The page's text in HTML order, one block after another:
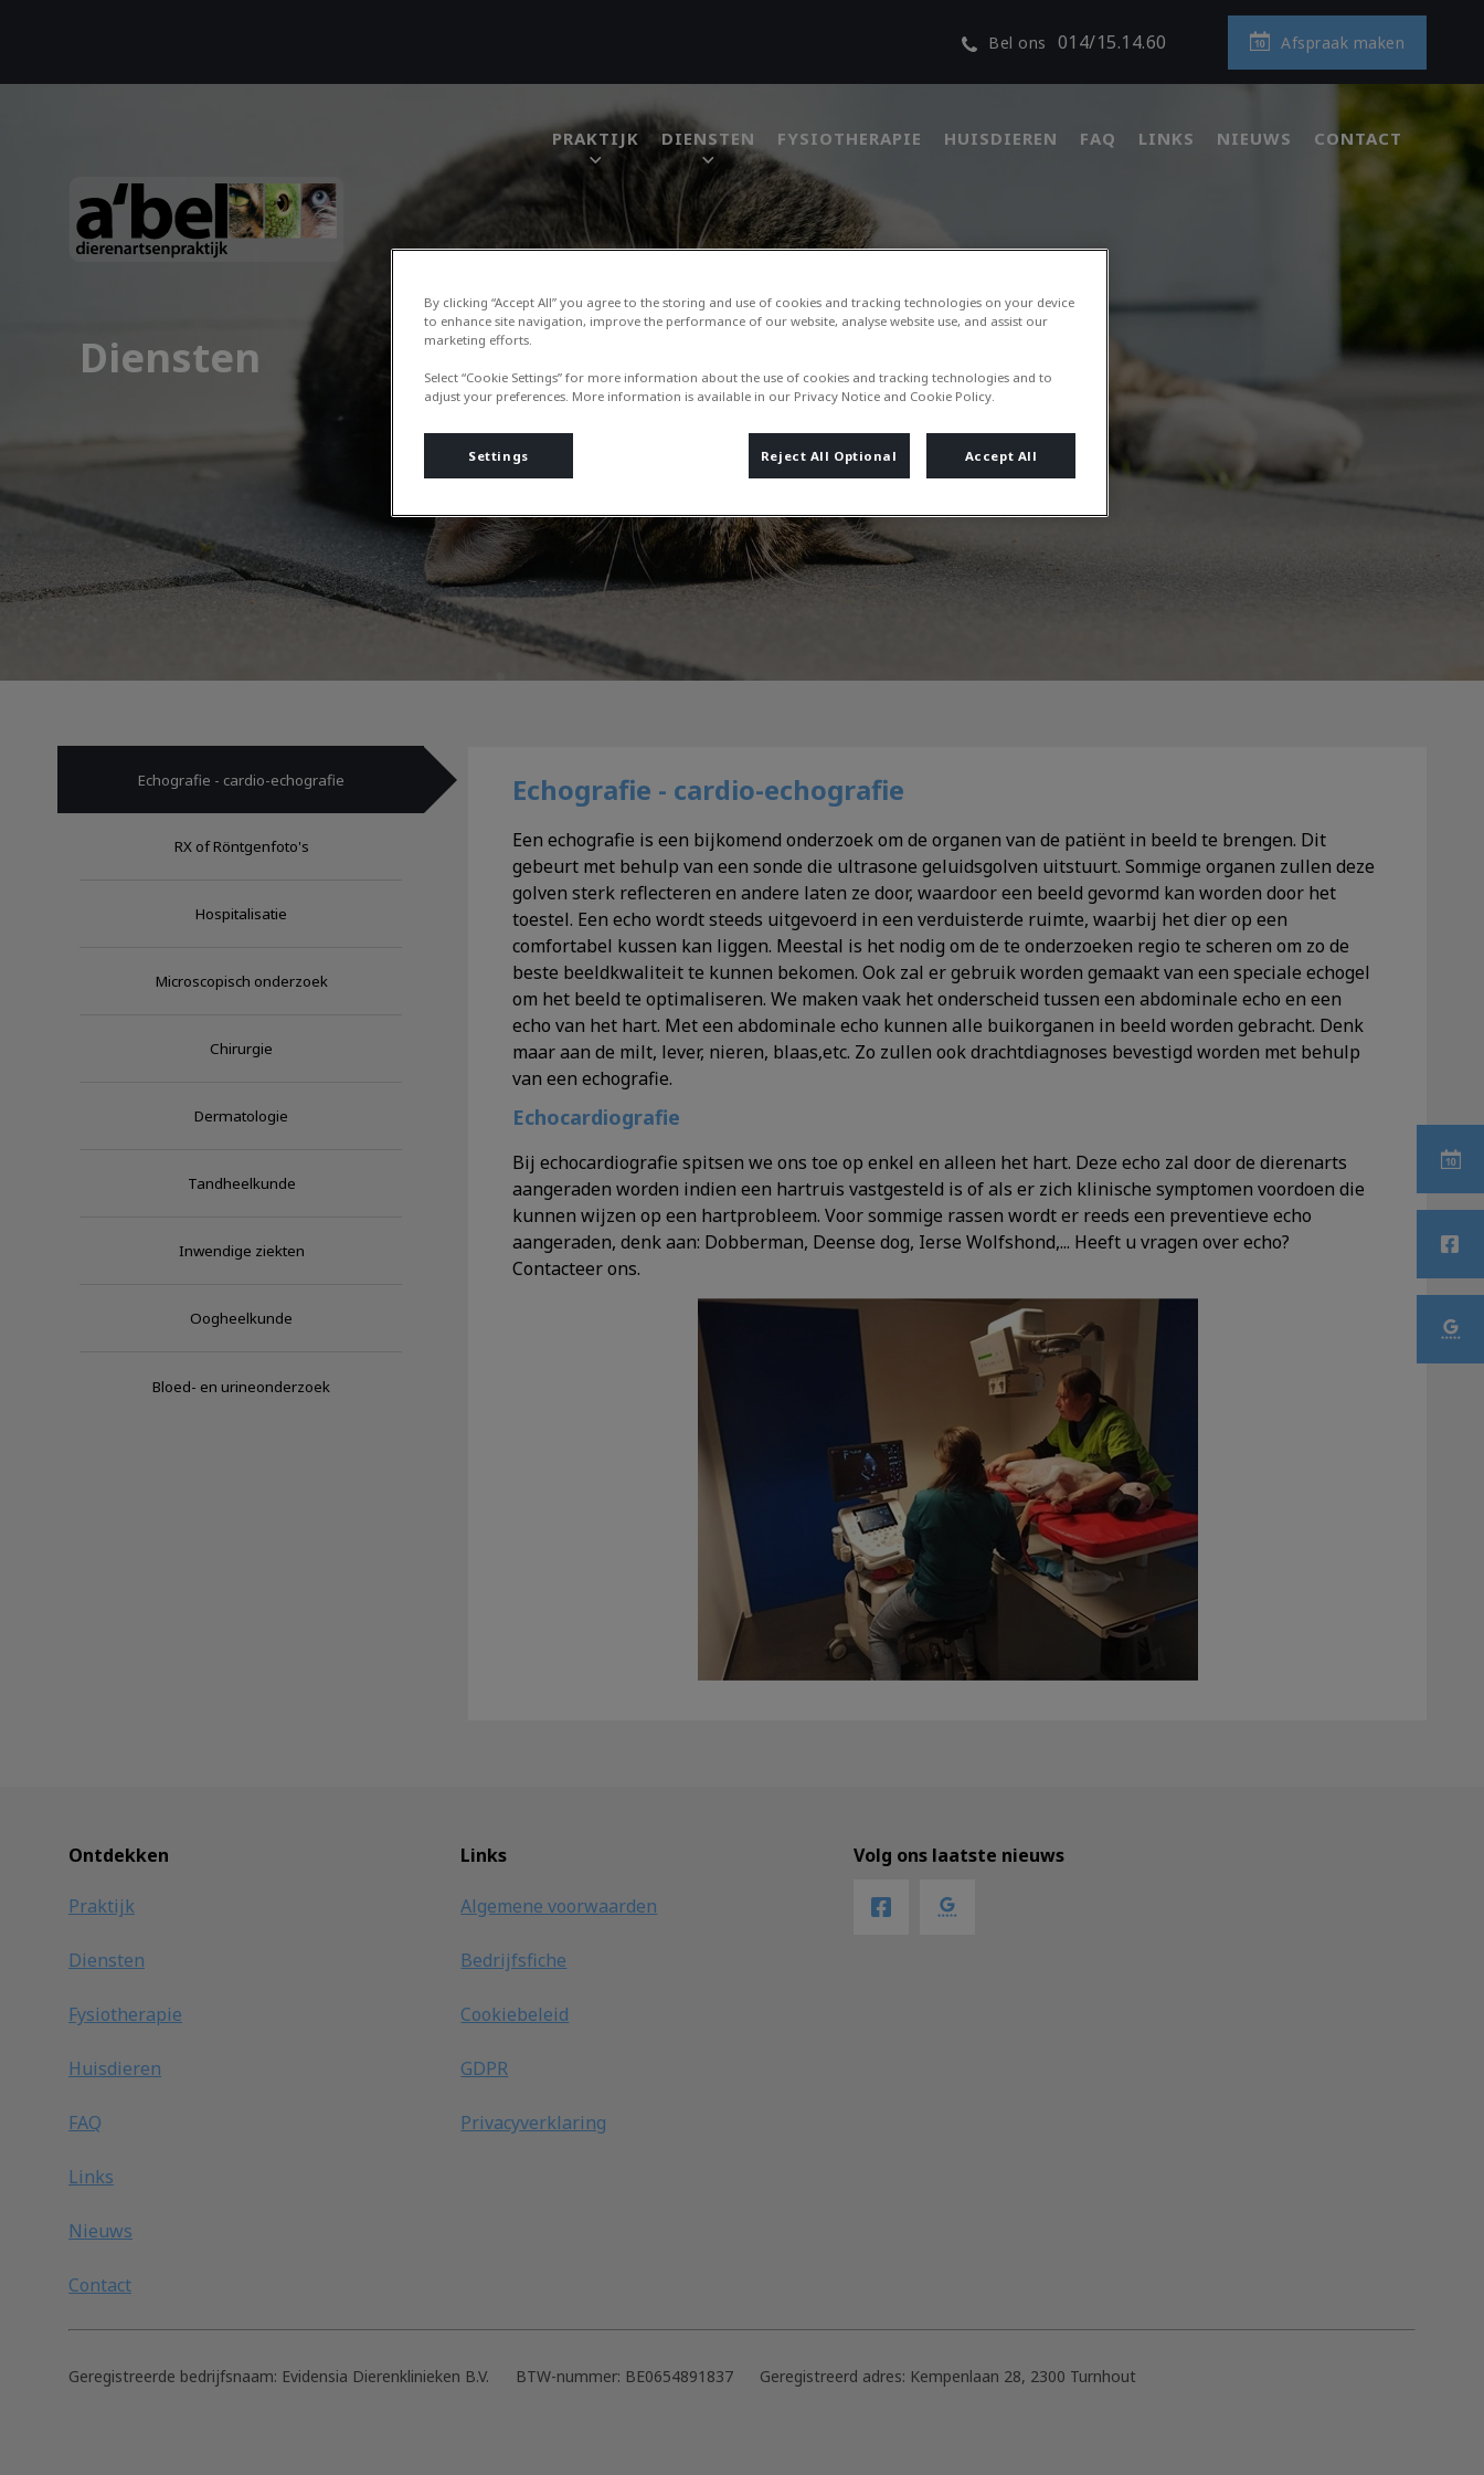
Bel ons 014/15.14.60 Afspraak maken
Homepage Dierenartsenpraktijk a’bel
PRAKTIJK DIENSTEN FYSIOTHERAPIE HUISDIEREN FAQ LINKS NIEUWS CONTACT
Diensten
Echografie - cardio-echografie
RX of Röntgenfoto's
Hospitalisatie
Microscopisch onderzoek
Chirurgie
Dermatologie
Tandheelkunde
Inwendige ziekten
Oogheelkunde
Bloed- en urineonderzoek
Echografie - cardio-echografie
Een echografie is een bijkomend onderzoek om de organen van de patiënt in beeld te brengen. Dit
gebeurt met behulp van een sonde die ultrasone geluidsgolven uitstuurt. Sommige organen zullen deze
golven sterk reflecteren en andere laten ze door, waardoor een beeld gevormd kan worden door het
toestel. Een echo wordt steeds uitgevoerd in een verduisterde ruimte, waarbij het dier op een
comfortabel kussen kan liggen. Meestal is het nodig om de te onderzoeken regio te scheren om zo de
beste beeldkwaliteit te kunnen bekomen. Ook zal er gebruik worden gemaakt van een speciale echogel
om het beeld te optimaliseren. We maken vaak het onderscheid tussen een abdominale echo en een
echo van het hart. Met een abdominale echo kunnen alle buikorganen in beeld worden gebracht. Denk
maar aan de milt, lever, nieren, blaas,etc. Zo zullen ook drachtdiagnoses bevestigd worden met behulp
van een echografie.
Echocardiografie
Bij echocardiografie spitsen we ons toe op enkel en alleen het hart. Deze echo zal door de dierenarts
aangeraden worden indien een hartruis vastgesteld is of als er zich klinische symptomen voordoen die
kunnen wijzen op een hartprobleem. Voor sommige rassen wordt er reeds een preventieve echo
aangeraden, denk aan: Dobberman, Deense dog, Ierse Wolfshond,... Heeft u vragen over echo?
Contacteer ons.
Ontdekken
Praktijk
Diensten
Fysiotherapie
Huisdieren
FAQ
Links
Nieuws
Contact
Links
Algemene voorwaarden
Bedrijfsfiche
Cookiebeleid
GDPR
Privacyverklaring
Volg ons laatste nieuws
Geregistreerde bedrijfsnaam: Evidensia Dierenklinieken B.V. BTW-nummer: BE0654891837 Geregistreerd adres: Kempenlaan 28, 2300 Turnhout
By clicking “Accept All” you agree to the storing and use of cookies and tracking technologies on your device
to enhance site navigation, improve the performance of our website, analyse website use, and assist our
marketing efforts.
Select “Cookie Settings” for more information about the use of cookies and tracking technologies and to
adjust your preferences. More information is available in our Privacy Notice and Cookie Policy.
Settings Reject All Optional Accept All